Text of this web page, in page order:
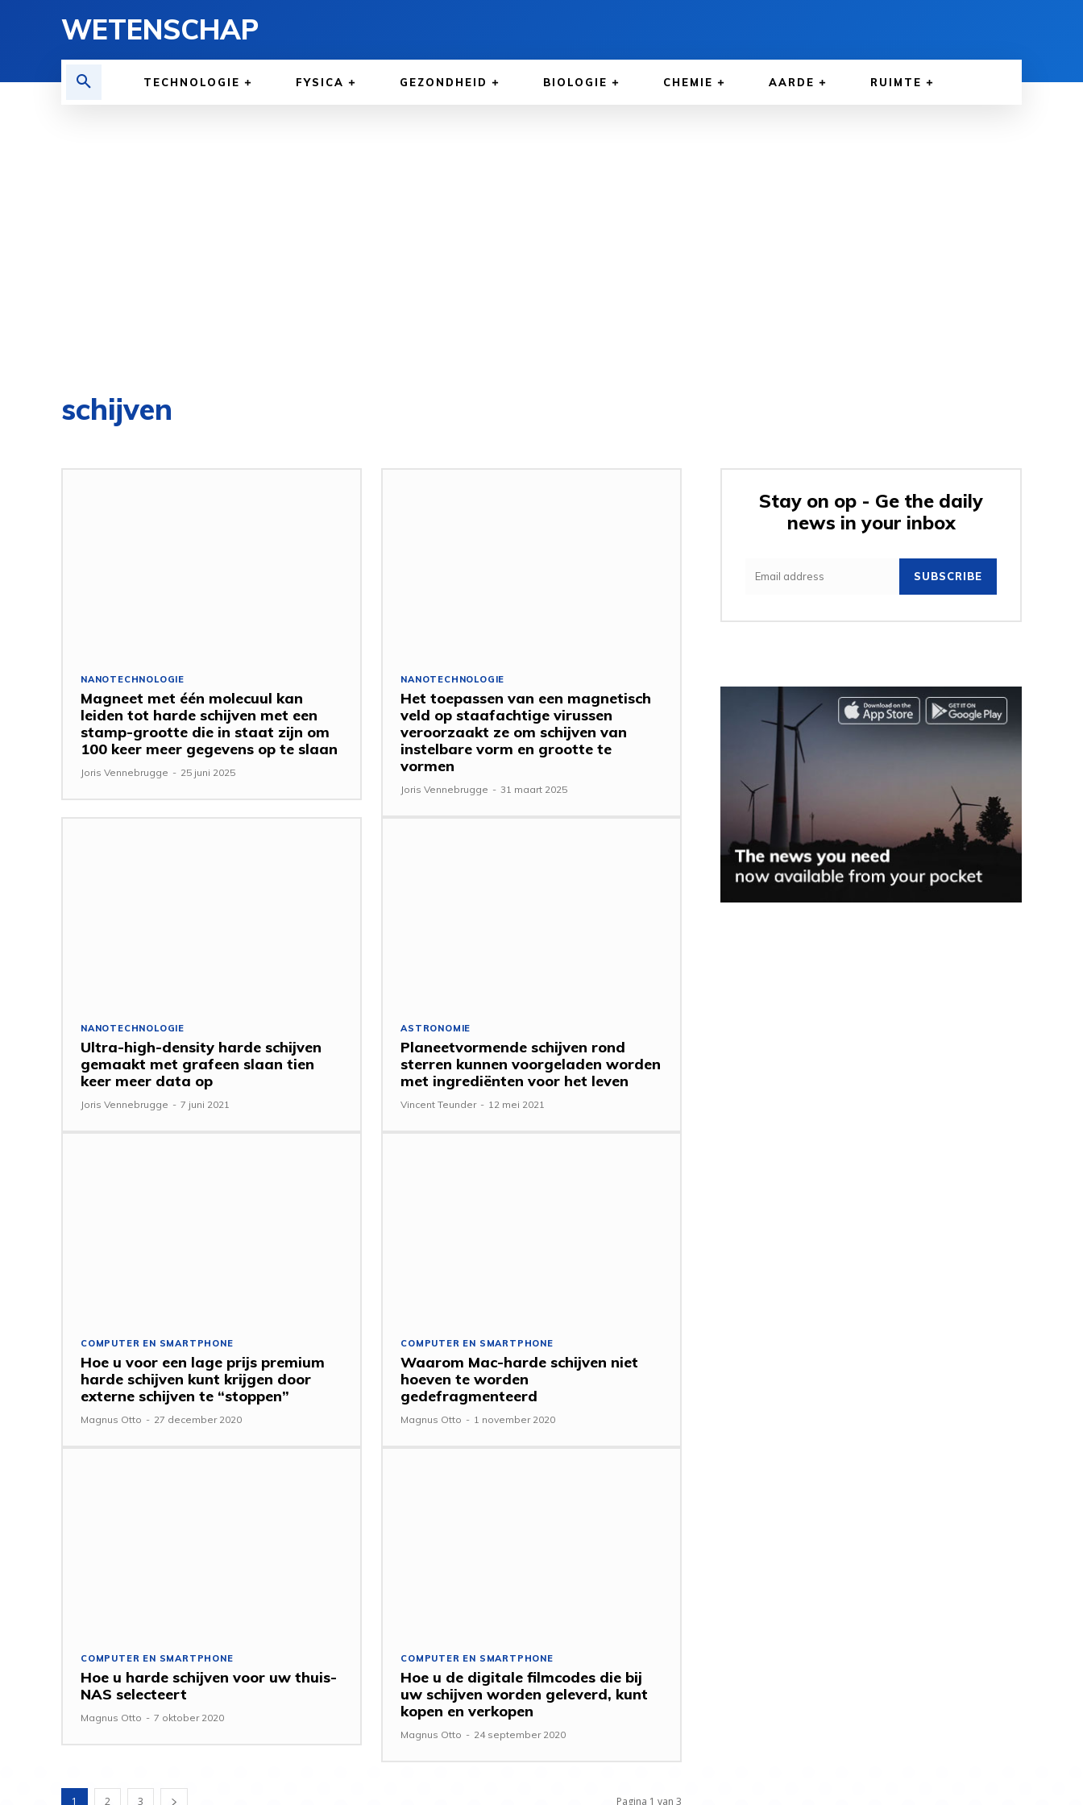
WETENSCHAP
TECHNOLOGIE FYSICA GEZONDHEID BIOLOGIE CHEMIE AARDE RUIMTE
schijven
NANOTECHNOLOGIE
Magneet met één molecuul kan
leiden tot harde schijven met een
stamp-grootte die in staat zijn om
100 keer meer gegevens op te slaan
Joris Vennebrugge - 25 juni 2025
NANOTECHNOLOGIE
Het toepassen van een magnetisch
veld op staafachtige virussen
veroorzaakt ze om schijven van
instelbare vorm en grootte te
vormen
Joris Vennebrugge - 31 maart 2025
NANOTECHNOLOGIE
Ultra-high-density harde schijven
gemaakt met grafeen slaan tien
keer meer data op
Joris Vennebrugge - 7 juni 2021
ASTRONOMIE
Planeetvormende schijven rond
sterren kunnen voorgeladen worden
met ingrediënten voor het leven
Vincent Teunder - 12 mei 2021
COMPUTER EN SMARTPHONE
Hoe u voor een lage prijs premium
harde schijven kunt krijgen door
externe schijven te “stoppen”
Magnus Otto - 27 december 2020
COMPUTER EN SMARTPHONE
Waarom Mac-harde schijven niet
hoeven te worden
gedefragmenteerd
Magnus Otto - 1 november 2020
COMPUTER EN SMARTPHONE
Hoe u harde schijven voor uw thuis-
NAS selecteert
Magnus Otto - 7 oktober 2020
COMPUTER EN SMARTPHONE
Hoe u de digitale filmcodes die bij
uw schijven worden geleverd, kunt
kopen en verkopen
Magnus Otto - 24 september 2020
1 2 3 Pagina 1 van 3
Stay on op - Ge the daily
news in your inbox
SUBSCRIBE